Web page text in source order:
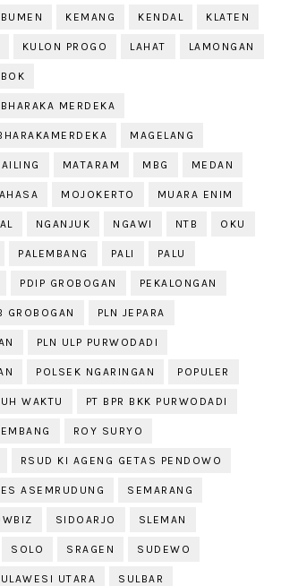
KEMANG KENDAL KLATEN
KULON PROGO LAHAT LAMONGAN
MERDEKA
MAGELANG
MATARAM MBG MEDAN
MOJOKERTO MUARA ENIM
NGANJUK NGAWI NTB OKU
PALEMBANG PALI PALU
PDIP GROBOGAN PEKALONGAN
GROBOGAN PLN JEPARA
PLN ULP PURWODADI
POLSEK NGARINGAN POPULER
WAKTU PT BPR BKK PURWODADI
ROY SURYO
RSUD KI AGENG GETAS PENDOWO
ASEMRUDUNG SEMARANG
SIDOARJO SLEMAN
SOLO SRAGEN SUDEWO
UTARA SULBAR